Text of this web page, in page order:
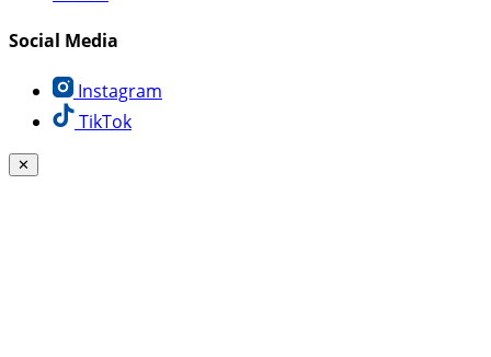
Social Media
Instagram
TikTok
✕